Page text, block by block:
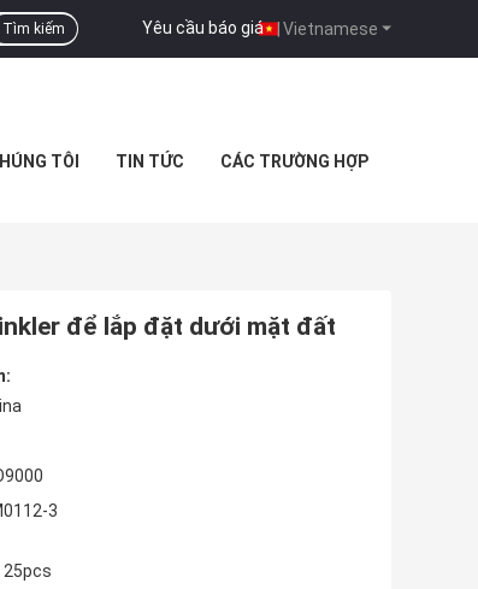
Vietnamese
Yêu cầu báo giá |
Tìm kiếm
TÔI TIN TỨC CÁC TRƯỜNG HỢP
để lắp đặt dưới mặt đất
3
25pcs